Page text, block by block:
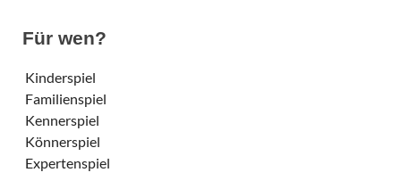
Für wen?
Kinderspiel
Familienspiel
Kennerspiel
Könnerspiel
Expertenspiel